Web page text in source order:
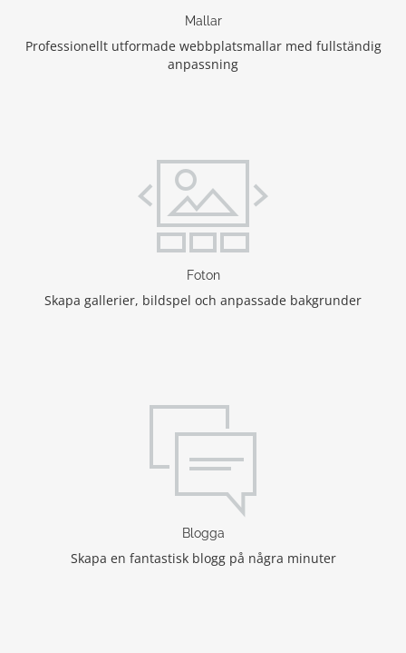
Mallar
Professionellt utformade webbplatsmallar med fullständig
anpassning
Foton
Skapa gallerier, bildspel och anpassade bakgrunder
Blogga
Skapa en fantastisk blogg på några minuter